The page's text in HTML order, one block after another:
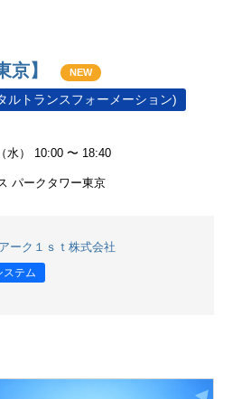
】 NEW
ルトランスフォーメーション)
水） 10:00 〜 18:40
パークタワー東京
ーク１ｓｔ株式会社
ステム